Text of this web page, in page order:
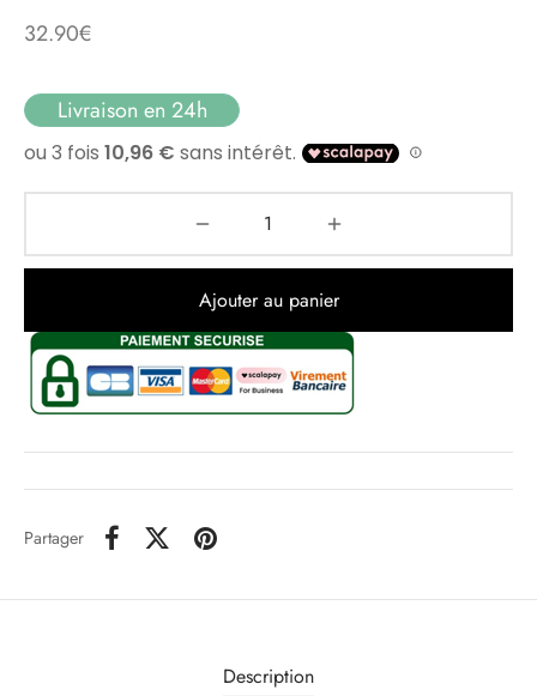
32.90€
Livraison en 24h
Ajouter au panier
Partager
Description